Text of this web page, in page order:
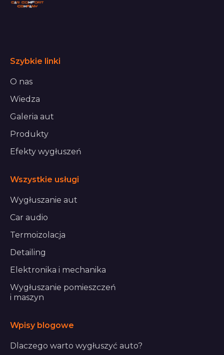
Szybkie linki
O nas
Wiedza
Galeria aut
Produkty
Efekty wygłuszeń
Wszystkie usługi
Wygłuszanie aut
Car audio
Termoizolacja
Detailing
Elektronika i mechanika
Wygłuszanie pomieszczeń
i maszyn
Wpisy blogowe
Dlaczego warto wygłuszyć auto?